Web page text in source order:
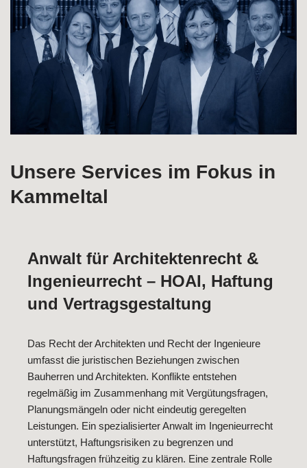
Unsere Services im Fokus in
Kammeltal
Anwalt für Architektenrecht &
Ingenieurrecht – HOAI, Haftung
und Vertragsgestaltung
Das Recht der Architekten und Recht der Ingenieure
umfasst die juristischen Beziehungen zwischen
Bauherren und Architekten. Konflikte entstehen
regelmäßig im Zusammenhang mit Vergütungsfragen,
Planungsmängeln oder nicht eindeutig geregelten
Leistungen. Ein spezialisierter Anwalt im Ingenieurrecht
unterstützt, Haftungsrisiken zu begrenzen und
Haftungsfragen frühzeitig zu klären. Eine zentrale Rolle